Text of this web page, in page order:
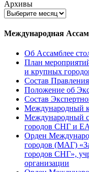
Архивы
Международная
Об Ассамблее
План
и крупных
Состав
Положение об
Состав
Международный
Международный
городов СНГ и
Орден
городов (МАГ)
городов СНГ»,
организации